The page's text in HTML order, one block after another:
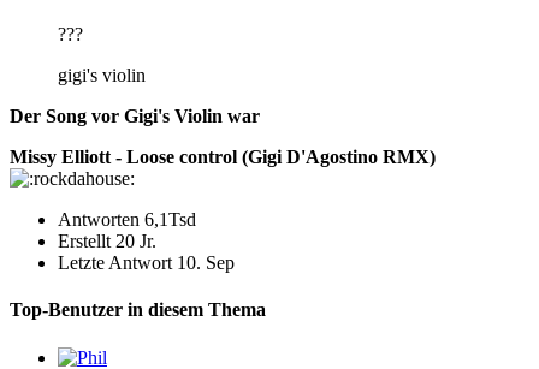
???
gigi's violin
Der Song vor Gigi's Violin war
Missy Elliott - Loose control (Gigi D'Agostino RMX)
Antworten 6,1Tsd
Erstellt 20 Jr.
Letzte Antwort 10. Sep
Top-Benutzer in diesem Thema